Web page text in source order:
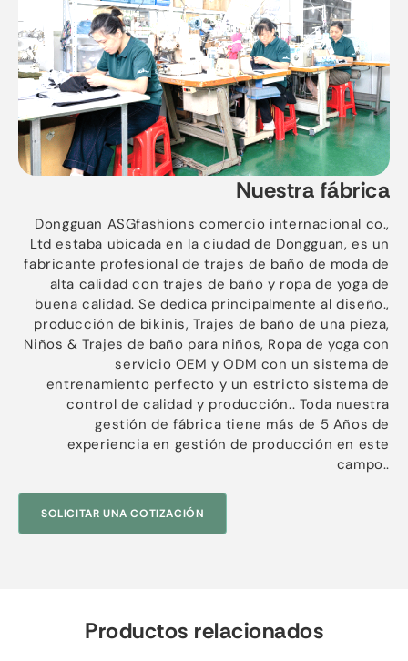
Nuestra fábrica
Dongguan ASGfashions comercio internacional co.,
Ltd estaba ubicada en la ciudad de Dongguan, es un
fabricante profesional de trajes de baño de moda de
alta calidad con trajes de baño y ropa de yoga de
buena calidad. Se dedica principalmente al diseño.,
producción de bikinis, Trajes de baño de una pieza,
Niños & Trajes de baño para niños, Ropa de yoga con
servicio OEM y ODM con un sistema de
entrenamiento perfecto y un estricto sistema de
control de calidad y producción.. Toda nuestra
gestión de fábrica tiene más de 5 Años de
experiencia en gestión de producción en este
campo..
SOLICITAR UNA COTIZACIÓN
Productos relacionados